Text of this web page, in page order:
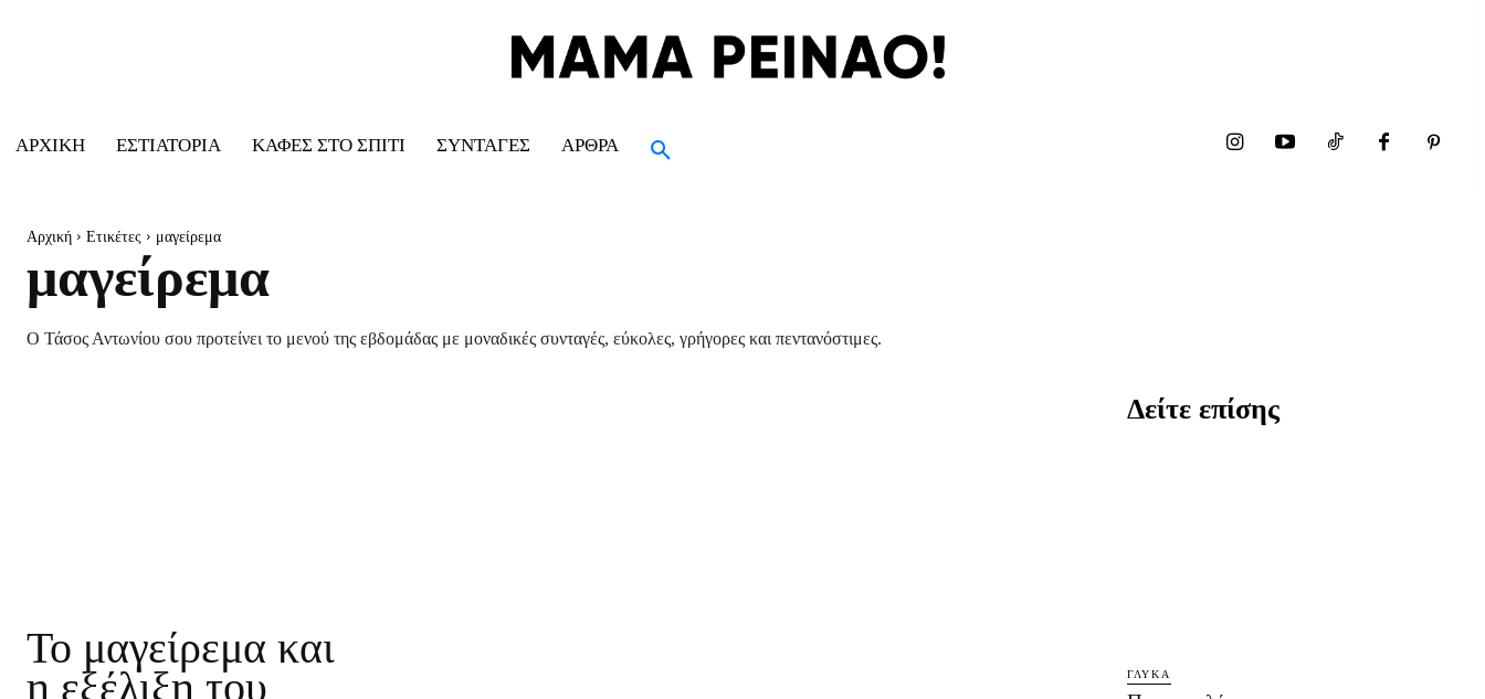
ΑΡΧΙΚΉ ΕΣΤΙΑΤΌΡΙΑ ΚΑΦΈΣ ΣΤΟ ΣΠΊΤΙ ΣΥΝΤΑΓΈΣ ΆΡΘΡΑ
Αρχική Ετικέτες μαγείρεμα
μαγείρεμα
Ο Τάσος Αντωνίου σου προτείνει το μενού της εβδομάδας με μοναδικές συνταγές, εύκολες, γρήγορες και πεντανόστιμες.
Το μαγείρεμα και
η εξέλιξη του
Δείτε επίσης
ΓΛΥΚΆ